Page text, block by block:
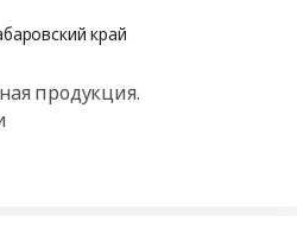
край
продукция.